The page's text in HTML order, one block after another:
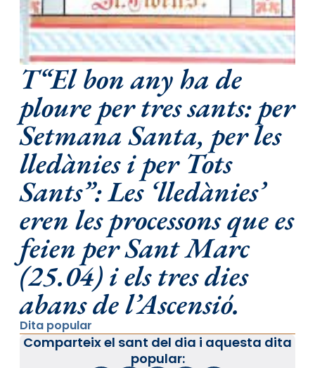
T“El bon any ha de
ploure per tres sants: per
Setmana Santa, per les
lledànies i per Tots
Sants”: Les ‘lledànies’
eren les processons que es
feien per Sant Marc
(25.04) i els tres dies
abans de l’Ascensió.
Dita popular
Comparteix el sant del dia i aquesta dita
popular: